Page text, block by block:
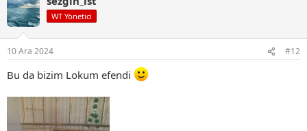
i
l
:
WT Yönetici
10 Ara 2024 #12
Bu da bizim Lokum efendi